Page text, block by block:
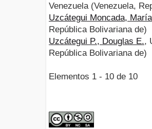
Venezuela (Venezuela,
Uzcátegui Moncada,
República Bolivariana de)
Uzcátegui P., Douglas E.,
República Bolivariana de)
Elementos 1 - 10 de 10